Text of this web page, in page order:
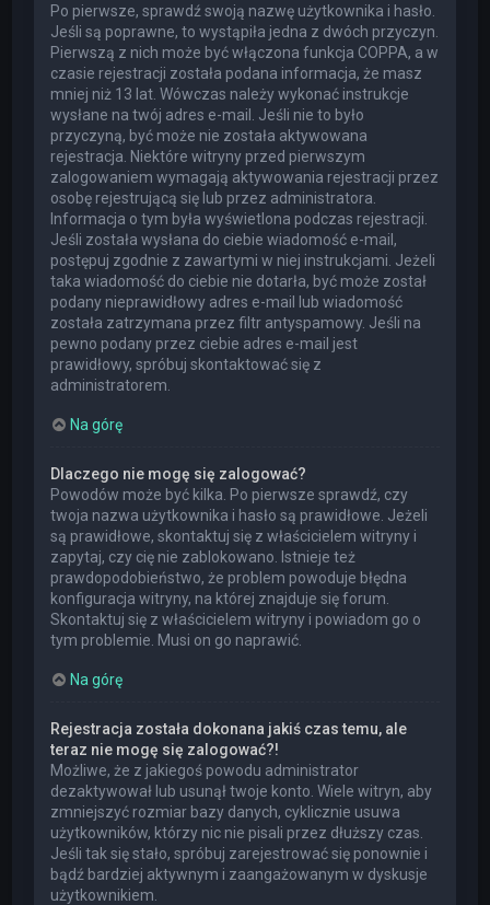
Po pierwsze, sprawdź swoją nazwę użytkownika i hasło.
Jeśli są poprawne, to wystąpiła jedna z dwóch przyczyn.
Pierwszą z nich może być włączona funkcja COPPA, a w
czasie rejestracji została podana informacja, że masz
mniej niż 13 lat. Wówczas należy wykonać instrukcje
wysłane na twój adres e-mail. Jeśli nie to było
przyczyną, być może nie została aktywowana
rejestracja. Niektóre witryny przed pierwszym
zalogowaniem wymagają aktywowania rejestracji przez
osobę rejestrującą się lub przez administratora.
Informacja o tym była wyświetlona podczas rejestracji.
Jeśli została wysłana do ciebie wiadomość e-mail,
postępuj zgodnie z zawartymi w niej instrukcjami. Jeżeli
taka wiadomość do ciebie nie dotarła, być może został
podany nieprawidłowy adres e-mail lub wiadomość
została zatrzymana przez filtr antyspamowy. Jeśli na
pewno podany przez ciebie adres e-mail jest
prawidłowy, spróbuj skontaktować się z
administratorem.
Na górę
Dlaczego nie mogę się zalogować?
Powodów może być kilka. Po pierwsze sprawdź, czy
twoja nazwa użytkownika i hasło są prawidłowe. Jeżeli
są prawidłowe, skontaktuj się z właścicielem witryny i
zapytaj, czy cię nie zablokowano. Istnieje też
prawdopodobieństwo, że problem powoduje błędna
konfiguracja witryny, na której znajduje się forum.
Skontaktuj się z właścicielem witryny i powiadom go o
tym problemie. Musi on go naprawić.
Na górę
Rejestracja została dokonana jakiś czas temu, ale
teraz nie mogę się zalogować?!
Możliwe, że z jakiegoś powodu administrator
dezaktywował lub usunął twoje konto. Wiele witryn, aby
zmniejszyć rozmiar bazy danych, cyklicznie usuwa
użytkowników, którzy nic nie pisali przez dłuższy czas.
Jeśli tak się stało, spróbuj zarejestrować się ponownie i
bądź bardziej aktywnym i zaangażowanym w dyskusje
użytkownikiem.